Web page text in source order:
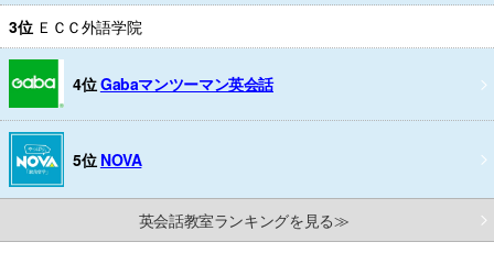
3位 ＥＣＣ外語学院
4位Gabaマンツーマン英会話
5位 NOVA
英会話教室ランキングを見る≫